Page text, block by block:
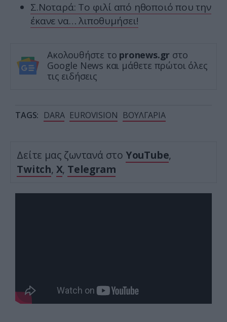
Σ.Νοταρά: Το φιλί από ηθοποιό που την
έκανε να… λιποθυμήσει!
Ακολουθήστε το pronews.gr στο
Google News και μάθετε πρώτοι όλες
τις ειδήσεις
TAGS: DARA EUROVISION ΒΟΥΛΓΑΡΙΑ
Δείτε μας ζωντανά στο YouTube,
Twitch, X, Telegram